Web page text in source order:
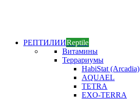
РЕПТИЛИИReptile
Витамины
Террариумы
HabiStat (Arcadia)
AQUAEL
TETRA
EXO-TERRA